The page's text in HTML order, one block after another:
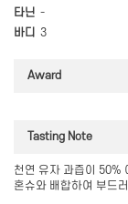
타닌 -
바디 3
Award
Tasting Note
천연 유자 과즙이 50%
혼슈와 배합하여 부드